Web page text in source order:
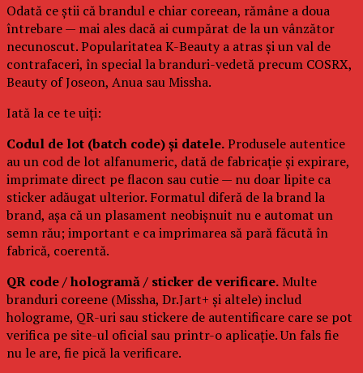
Odată ce știi că brandul e chiar coreean, rămâne a doua
întrebare — mai ales dacă ai cumpărat de la un vânzător
necunoscut. Popularitatea K-Beauty a atras și un val de
contrafaceri, în special la branduri-vedetă precum COSRX,
Beauty of Joseon, Anua sau Missha.
Iată la ce te uiți:
Codul de lot (batch code) și datele.Produsele autentice
au un cod de lot alfanumeric, dată de fabricație și expirare,
imprimate direct pe flacon sau cutie — nu doar lipite ca
sticker adăugat ulterior. Formatul diferă de la brand la
brand, așa că un plasament neobișnuit nu e automat un
semn rău; important e ca imprimarea să pară făcută în
fabrică, coerentă.
QR code / hologramă / sticker de verificare.Multe
branduri coreene (Missha, Dr.Jart+ și altele) includ
holograme, QR-uri sau stickere de autentificare care se pot
verifica pe site-ul oficial sau printr-o aplicație. Un fals fie
nu le are, fie pică la verificare.